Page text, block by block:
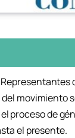
movimiento
proceso de
el presente.